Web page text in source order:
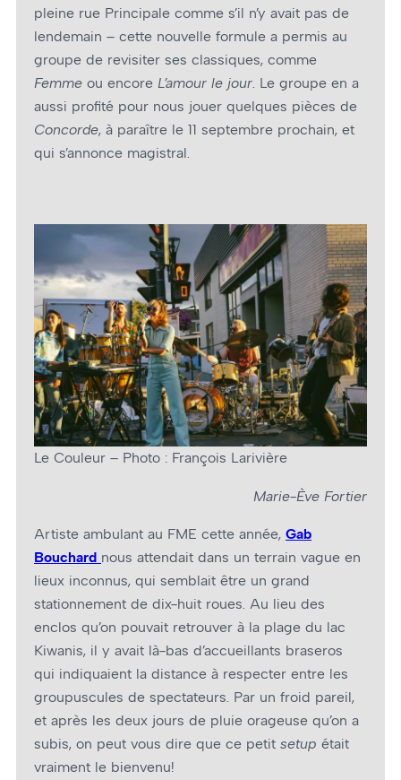
pleine rue Principale comme s’il n’y avait pas de
lendemain – cette nouvelle formule a permis au
groupe de revisiter ses classiques, comme
Femme ou encore L’amour le jour. Le groupe en a
aussi profité pour nous jouer quelques pièces de
Concorde, à paraître le 11 septembre prochain, et
qui s’annonce magistral.
Le Couleur – Photo : François Larivière
Marie-Ève Fortier
Artiste ambulant au FME cette année, Gab
Bouchard nous attendait dans un terrain vague en
lieux inconnus, qui semblait être un grand
stationnement de dix-huit roues. Au lieu des
enclos qu’on pouvait retrouver à la plage du lac
Kiwanis, il y avait là-bas d’accueillants braseros
qui indiquaient la distance à respecter entre les
groupuscules de spectateurs. Par un froid pareil,
et après les deux jours de pluie orageuse qu’on a
subis, on peut vous dire que ce petit setup était
vraiment le bienvenu!